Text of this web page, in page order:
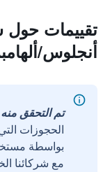
أنجلوس/
تم التحقق منه
الحجوزات
مع شركائنا